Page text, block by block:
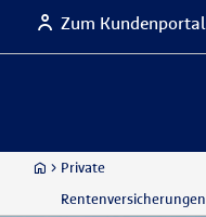
Zum Kundenportal
Private
Rentenversicherungen